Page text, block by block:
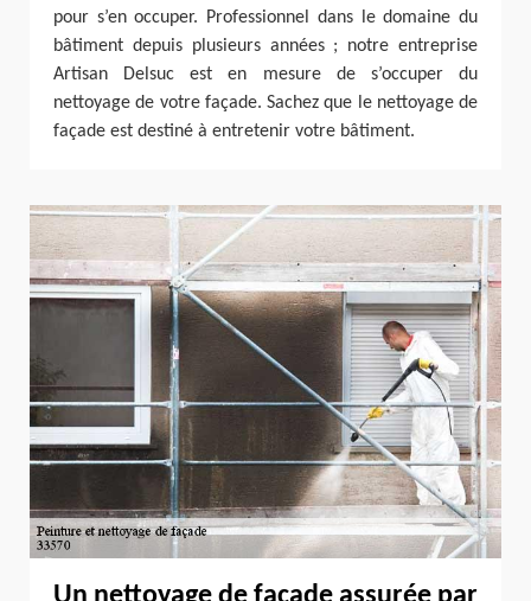
pour s’en occuper. Professionnel dans le domaine du
bâtiment depuis plusieurs années ; notre entreprise
Artisan Delsuc est en mesure de s’occuper du
nettoyage de votre façade. Sachez que le nettoyage de
façade est destiné à entretenir votre bâtiment.